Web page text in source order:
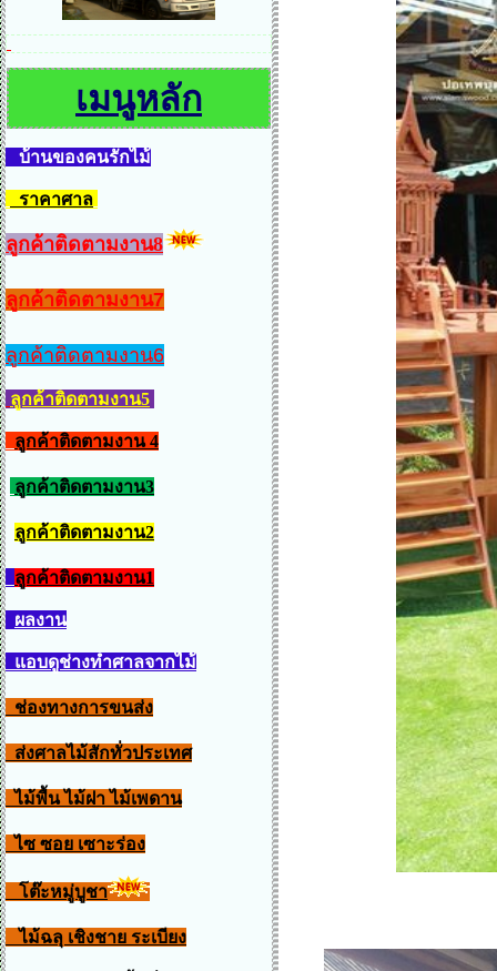
เมนูหลัก
บ้านของคนรักไม้
ราคาศาล
ลูกค้าติดตามงาน8
ลูกค้าติดตามงาน7
ลูกค้าติดตามงาน6
ลูกค้าติดตามงาน5
ลูกค้าติดตามงาน 4
ลูกค้าติดตามงาน3
ลูกค้าติดตามงาน2
ลูกค้าติดตามงาน1
ผลงาน
แอบดูช่างทำศาลจากไม้
ช่องทางการขนส่ง
ส่งศาลไม้สักทั่วประเทศ
ไม้พื้น ไม้ฝา ไม้เพดาน
ไซ ซอย เซาะร่อง
โต๊ะหมู่บูชา
ไม้ฉลุ เชิงชาย ระเบียง